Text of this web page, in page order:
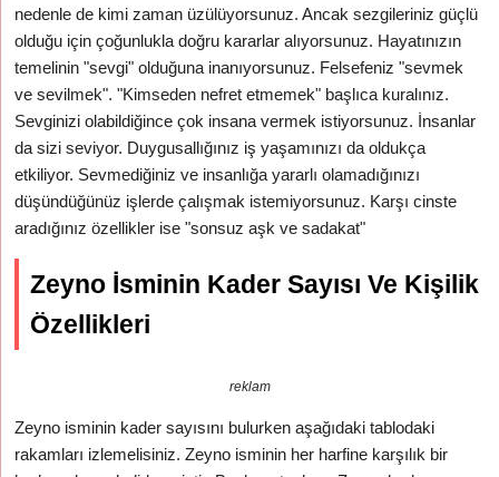
nedenle de kimi zaman üzülüyorsunuz. Ancak sezgileriniz güçlü
olduğu için çoğunlukla doğru kararlar alıyorsunuz. Hayatınızın
temelinin "sevgi" olduğuna inanıyorsunuz. Felsefeniz "sevmek
ve sevilmek". "Kimseden nefret etmemek" başlıca kuralınız.
Sevginizi olabildiğince çok insana vermek istiyorsunuz. İnsanlar
da sizi seviyor. Duygusallığınız iş yaşamınızı da oldukça
etkiliyor. Sevmediğiniz ve insanlığa yararlı olamadığınızı
düşündüğünüz işlerde çalışmak istemiyorsunuz. Karşı cinste
aradığınız özellikler ise "sonsuz aşk ve sadakat"
Zeyno İsminin Kader Sayısı Ve Kişilik
Özellikleri
reklam
Zeyno isminin kader sayısını bulurken aşağıdaki tablodaki
rakamları izlemelisiniz. Zeyno isminin her harfine karşılık bir